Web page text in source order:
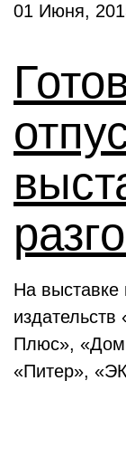
01 Июня,
На выставке
Плюс», «Дом
«Питер»,